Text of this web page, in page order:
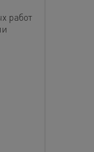
работ